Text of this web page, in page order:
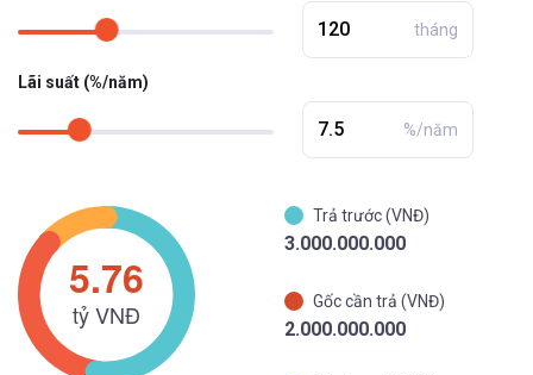
tháng
Lãi suất (%/năm)
%/năm
Trả trước (VNĐ)
3.000.000.000
Gốc cần trả (VNĐ)
2.000.000.000